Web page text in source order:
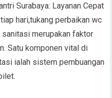
Surabaya: Layanan Cepat
hari,tukang perbaikan wc
merupakan faktor
Satu komponen vital di
ialah sistem pembuangan